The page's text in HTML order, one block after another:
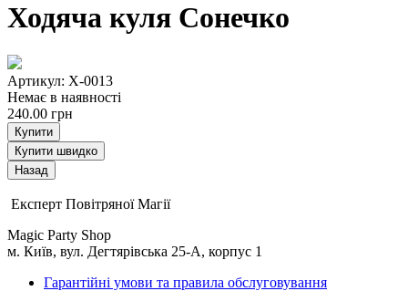
Ходяча куля Сонечко
Артикул: Х-0013
Немає в наявності
240.00 грн
Купити
Купити швидко
Експерт Повітряної Магії
Magic Party Shop
м. Київ, вул. Дегтярівська 25-А, корпус 1
Гарантійні умови та правила обслуговування